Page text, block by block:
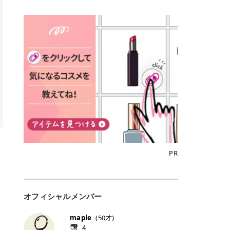
アとしても活用できます。 トナーパ
ッドの選び方 トナーパッドは、配合
成分やパッドの素材によって特徴が
異なります。 自分の肌悩みや理想の
仕上がりに合わせて選ぶことで、毎
日のスキンケアに取り入れやすくな
ります。 肌悩みに合わせて選ぶ パ
ッドの素材で選ぶ トナーパッドの使
い方 洗顔後すぐの清潔な肌に使用し
ます。 STEP1 エンボス面（凹凸
面）で顔全体をやさしく拭き取りま
す。 特に小鼻・あご・額など皮脂や
古い角質が気になる部分は丁寧にな
じませましょう。 STEP2 パッドを
裏返し、フラット面で顔全体をやさ
しく押さえながら化粧水をなじませ
キンケアを行います。 乾燥が気にな
パックとして使用するのもおすすめ
こからは、保湿ケアや肌荒れケア、
毛穴ケアなど目的別におすすめのト
するまでの期間や必要な施術回数が
大きな違いとして挙げられます！ 医
療脱毛は、医療機関（クリニックや
皮膚科など）だけで扱える高出力の
レーザーを使って、発毛組織にアプ
ローチする施術といわれています。
そのため、少ない回数で永久脱毛
（※）を目指すことができます。
（※永久脱毛とは一生毛が1本も生
えてこないという意味ではなく、ア
メリカの基準に基づき「長期間にわ
たって毛量が明らかに減少している
状態が維持されること」を指しま
のがメリットですが、毛根を破壊す
ます。 なお、医療脱毛は保険がきか
ない自由診療なので、クリニックに
います。だからこそ、しっかり比較
すい ラシャ メディオスターNeXT P
RO ジェントルYAGプロ 公式サイト
> ※医療脱毛は自由診療です。治療
には赤み、痒み、火傷、毛嚢炎、一
時的な硬毛化などのリスクが伴いま
す。 目次▼ 1. エミナルクリニック
の魅力とは？選ばれる3つの特徴 ・
最短6か月からの脱毛プランが選べ
る！ ・全国60院以上＆21時まで営
業！ ・痛みに配慮した医療脱毛器の
導入と肌トラブル対応 2. エミナル
クリニックの口コミ・評判 3. エミ
ナルクリニックの全身脱毛料金プラ
・追加費用がかからないシステム ・
リニックのお得な割引・キャンペー
で割引 ・ペア限定プラン｜家族や友
人と一緒にスタートできる ・他社か
ような血色感を演出するヌーディー
ピンク。 黄みと青みのバランスが良
く、自然になじむコーラル系カラー
です。 自然な血色感をプラスしてく
れるので、ナチュラルメイクとの相
性抜群。 可愛らしく、多幸感のある
印象に仕上がります。 ワインベリー
｜気品をまとうローズレッド 深みの
ある青みレッド。 大人っぽく華やか
な印象を与えるベリーカラーです。
ひと塗りで顔全体が華やかになり、
リップを主役にしたメイクが完成。
クールで上品な雰囲気を演出できま
ニュートラルな発色で、肌色を選び
落ち着いた印象に仕上がり、オン・
いめメイクにもカジュアルメイクに
もマッチします。 ラズベリーケーキ
ーグロスが広がり、ふっくらボリュ
フティングしたような、新しいリッ
プティンググロス💄 実際に使用した
方のクチコミ > 5 > プルプル > 唇に
塗るPDRNグロス > > AMUSE ジェ
ルフィットグロス > > ぷっくりツヤ
ツヤだけどベタっとした感じはなく
て使いやすいですね。プランピング
効果で少しスーッとします。ここは
好き嫌いがあるかもしれませんが慣
チップは片面がツルツル、片面がモ
ケモケになってます。 > > 桜グロス
【日本限定色】：上品なピンクベー
も上品で使いやすい色ですね。すも
いるので華やかそうに見えるけど、
> > スキンケア成分が配合されてい
て保湿もしっかりしてくれます。最
も、＠cosmeも、いつものコスメ購
入を“ちょっとお得”に変えられるの
が、トラミーリワードです✨ 今回
は、トラミーリワードの特徴や活用
方法、美容好きさんにおすすめな理
由を詳しくご紹介します！ トラミー
リワードとは？ 「トラミーリワー
ド」は、東証グロース上場企業であ
る株式会社アイズが運営する、安
心・安全なポイントサイト機能で
す。 トラミーリワードは、トラミー
会員向けのポイントサービスです。
対象ショップやサービスを利用する
ことでポイントを獲得でき、貯まっ
たポイントはAmazonギフト券やド
ットマネーなどに交換できます。 普
イ活初心者でも始めやすいのが魅力
段よく使っているコスメ通販サイト
けでポイントが貯まるのが大きな魅
力です✨ 例えば、、、 ・メガ割の
PR
オフィシャルメンバー
maple (50才)
4